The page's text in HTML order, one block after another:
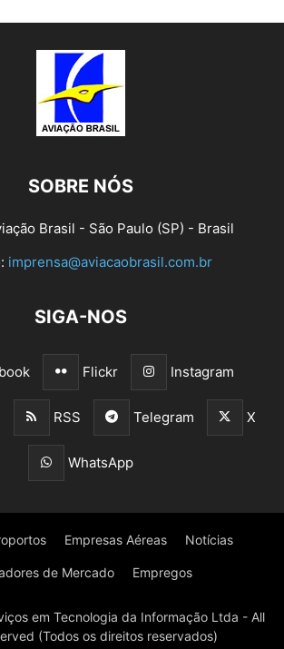
SOBRE NÓS
Brasil - São Paulo (SP) - Brasil
imprensa@aviacaobrasil.com.br
SIGA-NOS
Flickr Instagram
RSS Telegram X
WhatsApp
Empresas Aéreas Notícias
de Mercado Empregos
em Tecnologia da Informação Ltda - All
(Todos os direitos reservados)